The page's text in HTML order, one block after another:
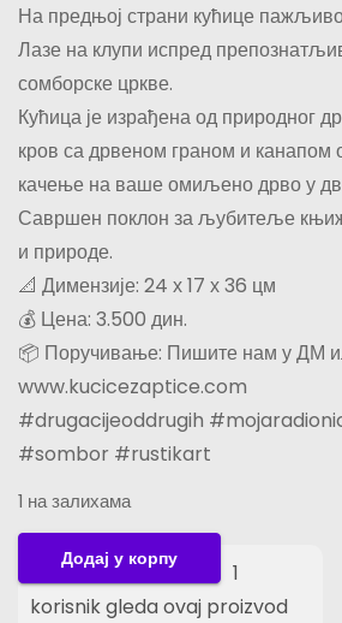
На предњој страни кућице
Лазе на клупи испред
сомборске цркве.
Кућица је израђена од природног
кров са дрвеном граном и канапом
качење на ваше омиљено дрво у
Савршен поклон за љубитеље
и природе.
📐 Димензије: 24 х 17 х 36 цм
💰 Цена: 3.500 дин.
📦 Поручивање: Пишите нам у ДМ
www.kucicezaptice.com
#drugacijeoddrugih
#sombor #rustikart
1 на залихама
u
Додај у корпу
1
korisnik gleda ovaj proizvod